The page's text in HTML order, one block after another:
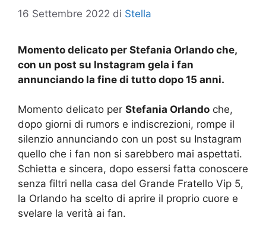
16 Settembre 2022 di Stella
Momento delicato per Stefania Orlando che,
con un post su Instagram gela i fan
annunciando la fine di tutto dopo 15 anni.
Momento delicato per Stefania Orlando che,
dopo giorni di rumors e indiscrezioni, rompe il
silenzio annunciando con un post su Instagram
quello che i fan non si sarebbero mai aspettati.
Schietta e sincera, dopo essersi fatta conoscere
senza filtri nella casa del Grande Fratello Vip 5,
la Orlando ha scelto di aprire il proprio cuore e
svelare la verità ai fan.